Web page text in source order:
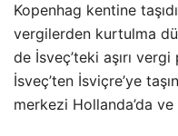
Kopenhag kentine
vergilerden kurtulma
de İsveç’teki aşırı
İsveç’ten İsviçre’ye
merkezi Hollanda’da